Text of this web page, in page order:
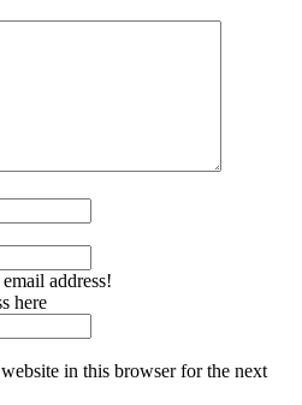
address!
here
in this browser for the next